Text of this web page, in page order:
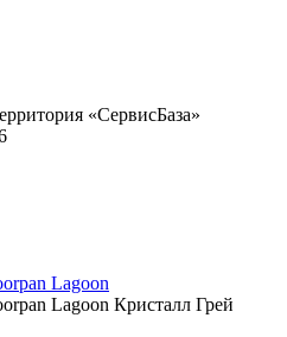
«СервисБаза»
Lagoon
Lagoon Кристалл Грей